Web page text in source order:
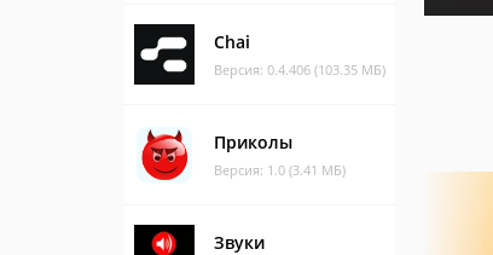
Chai
Версия: 0.4.406 (103.35 МБ)
Приколы
Версия: 1.0 (3.41 МБ)
Звуки